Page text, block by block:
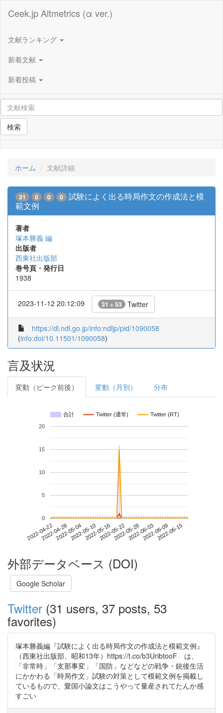
Ceek.jp Altmetrics (α ver.)
文献ランキング
新着文献
新着投稿
検索
ホーム 文献詳細
31 0 0 0
試験によく出る時局作文の作成法と模
範文例
著者
塚本勝義 編
出版者
西東社出版部
巻号頁・発行日
1938
2023-11-12 20:12:09 31 + 53 Twitter
https://dl.ndl.go.jp/info:ndljp/pid/1090058
(info:doi/10.11501/1090058)
言及状況
変動（ピーク前後） 変動（月別） 分布
合計 Twitter (通常) Twitter (RT)
2022-04-222022-04-282022-05-042022-05-102022-05-162022-05-222022-05-282022-06-032022-06-092022-06-15
0
5
10
15
20
外部データベース (DOI)
Google Scholar
Twitter (31 users, 37 posts, 53
favorites)
塚本勝義編『試験によく出る時局作文の作成法と模範文例』
（西東社出版部、昭和13年）https://t.co/b3UribtooF は、
「非常時」「支那事変」「国防」などなどの戦争・銃後生活
にかかわる「時局作文」試験の対策として模範文例を掲載し
ているもので、愛国小論文はこうやって量産されてたんか感
すごい